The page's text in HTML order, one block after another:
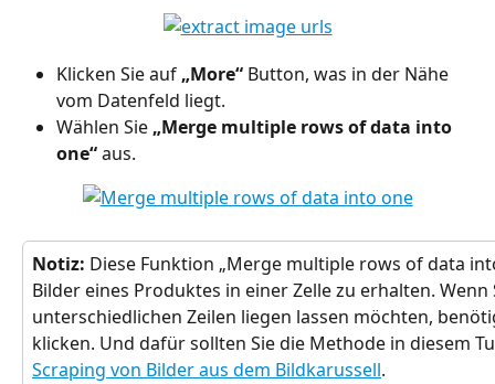
Klicken Sie auf „More“ Button, was in der Nähe
vom Datenfeld liegt.
Wählen Sie „Merge multiple rows of data into
one“ aus.
Notiz: Diese Funktion „Merge multiple rows of data
Bilder eines Produktes in einer Zelle zu erhalten. Wenn
unterschiedlichen Zeilen liegen lassen möchten,
klicken. Und dafür sollten Sie die Methode in diesem
Scraping von Bilder aus dem Bildkarussell.